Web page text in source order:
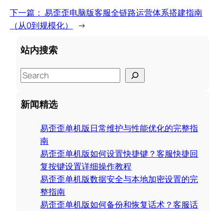
下一篇： 易歪歪电脑版客服全链路运营体系搭建指南
（从0到规模化）
→
站内搜索
S
e
a
r
新闻精选
易歪歪单机版日常维护与性能优化的完整指
南
易歪歪单机版如何设置快捷键？客服快捷回
复按键设置详细操作教程
易歪歪单机版数据安全与本地加密设置的完
整指南
易歪歪单机版如何备份和恢复话术？客服话